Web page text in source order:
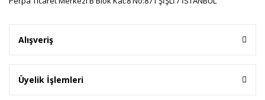
Alışveriş
Üyelik İşlemleri